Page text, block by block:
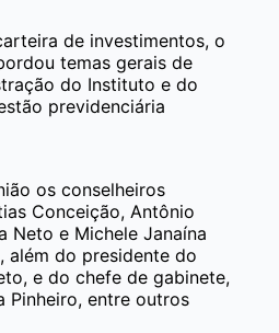
de investimentos, o
temas gerais de
do Instituto e do
previdenciária
os conselheiros
Conceição, Antônio
Neto e Michele Janaína
além do presidente do
e do chefe de gabinete,
Pinheiro, entre outros